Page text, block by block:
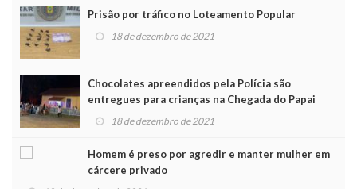
Prisão por tráfico no Loteamento Popular
18 de dezembro de 2021
Chocolates apreendidos pela Polícia são
entregues para crianças na Chegada do Papai
Noel
18 de dezembro de 2021
Homem é preso por agredir e manter mulher em
cárcere privado